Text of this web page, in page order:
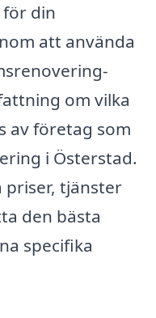
din
att använda
om vilka
av företag som
i Österstad.
tjänster
den bästa
specifika